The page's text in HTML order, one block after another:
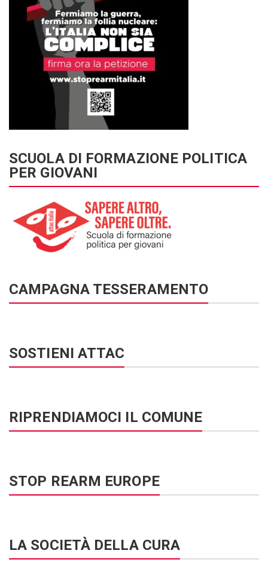
SCUOLA DI FORMAZIONE POLITICA
PER GIOVANI
CAMPAGNA TESSERAMENTO
SOSTIENI ATTAC
RIPRENDIAMOCI IL COMUNE
STOP REARM EUROPE
LA SOCIETÀ DELLA CURA